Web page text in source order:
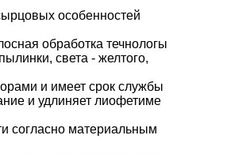
особенностей
обработка течнологы
света - желтого,
и имеет срок службы
и удлиняет лиофетиме
согласно материальным